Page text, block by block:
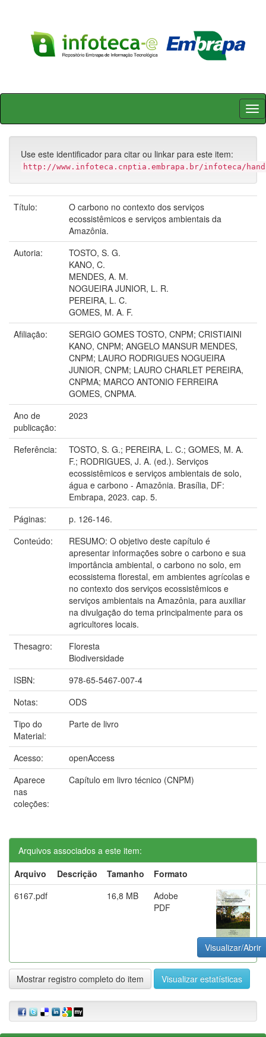
Skip
Use este identificador para citar ou linkar para este item:
http://www.infoteca.cnptia.embrapa.br/infoteca/
Título:
O carbono no contexto dos serviços
ecossistêmicos e serviços ambientais da
Amazônia.
Autoria:
TOSTO, S. G.
KANO, C.
MENDES, A. M.
NOGUEIRA JUNIOR, L. R.
PEREIRA, L. C.
GOMES, M. A. F.
Afiliação:
SERGIO GOMES TOSTO, CNPM; CRISTIAINI
KANO, CNPM; ANGELO MANSUR MENDES,
CNPM; LAURO RODRIGUES NOGUEIRA
JUNIOR, CNPM; LAURO CHARLET PEREIRA,
CNPMA; MARCO ANTONIO FERREIRA
GOMES, CNPMA.
Ano de
publicação:
2023
Referência:
TOSTO, S. G.; PEREIRA, L. C.; GOMES, M. A.
F.; RODRIGUES, J. A. (ed.). Serviços
ecossistêmicos e serviços ambientais de solo,
água e carbono - Amazônia. Brasília, DF:
Embrapa, 2023. cap. 5.
Páginas:
p. 126-146.
Conteúdo:
RESUMO: O objetivo deste capítulo é
apresentar informações sobre o carbono e sua
importância ambiental, o carbono no solo, em
ecossistema florestal, em ambientes agrícolas e
no contexto dos serviços ecossistêmicos e
serviços ambientais na Amazônia, para auxiliar
na divulgação do tema principalmente para os
agricultores locais.
Thesagro:
Floresta
Biodiversidade
ISBN:
978-65-5467-007-4
Notas:
ODS
Tipo do
Material:
Parte de livro
Acesso:
openAccess
Aparece
nas
coleções:
Capítulo em livro técnico (CNPM)
Arquivos associados a este item:
Arquivo
Descrição Tamanho
Formato
6167.pdf
16,8 MB
Adobe
PDF
Visualizar/Abrir
Mostrar registro completo do item Visualizar estatísticas